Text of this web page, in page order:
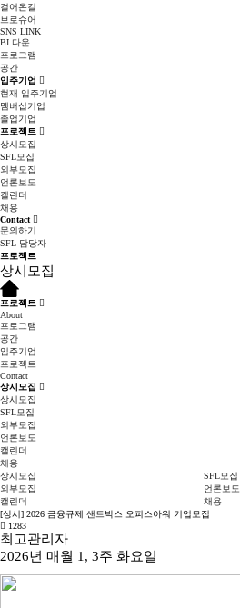
걸어온길
브로슈어
SNS LINK
BI 다운
프로그램
공간
입주기업
현재 입주기업
멤버십기업
졸업기업
프로젝트
상시모집
SFL모집
외부모집
언론보도
캘린더
채용
Contact
문의하기
SFL 담당자
프로젝트
상시모집
프로젝트
About
프로그램
공간
입주기업
프로젝트
Contact
상시모집
상시모집
SFL모집
외부모집
언론보도
캘린더
채용
상시모집
SFL모집
외부모집
언론보도
캘린더
채용
[상시] 2026 금융규제 샌드박스 오피스아워 기업모집
1283
최고관리자
2026년 매월 1, 3주 화요일